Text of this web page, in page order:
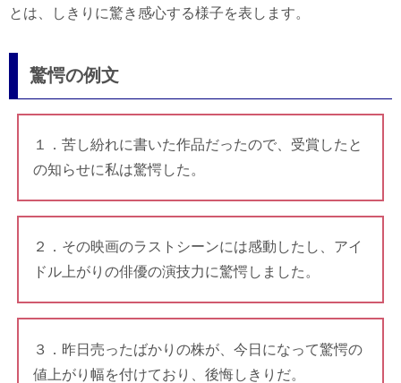
とは、しきりに驚き感心する様子を表します。
驚愕の例文
１．苦し紛れに書いた作品だったので、受賞したと
の知らせに私は驚愕した。
２．その映画のラストシーンには感動したし、アイ
ドル上がりの俳優の演技力に驚愕しました。
３．昨日売ったばかりの株が、今日になって驚愕の
値上がり幅を付けており、後悔しきりだ。